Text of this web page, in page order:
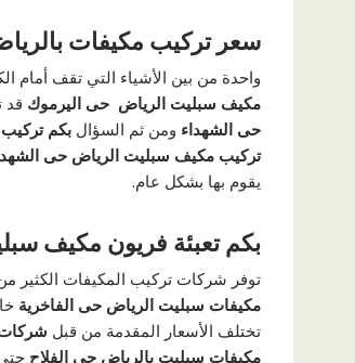
سعر تركيب مكيفات
واحدة من بين الأشياء التي تقف أمام
مكيف سبليت الرياض حى اليرموك قد
حى الشهداء ومن ثم السؤال بكم
تركيب مكيف سبليت الرياض حى
يقوم بها بشكل عام.
بكم تعبئة فريون مكيف
توفر شركات تركيب المكيفات الكثير
مكيفات سبليت الرياض حى الفاخرية
تختلف الأسعار المقدمة من قبل
مكيفات سبليت بالرياض حى الفلاح